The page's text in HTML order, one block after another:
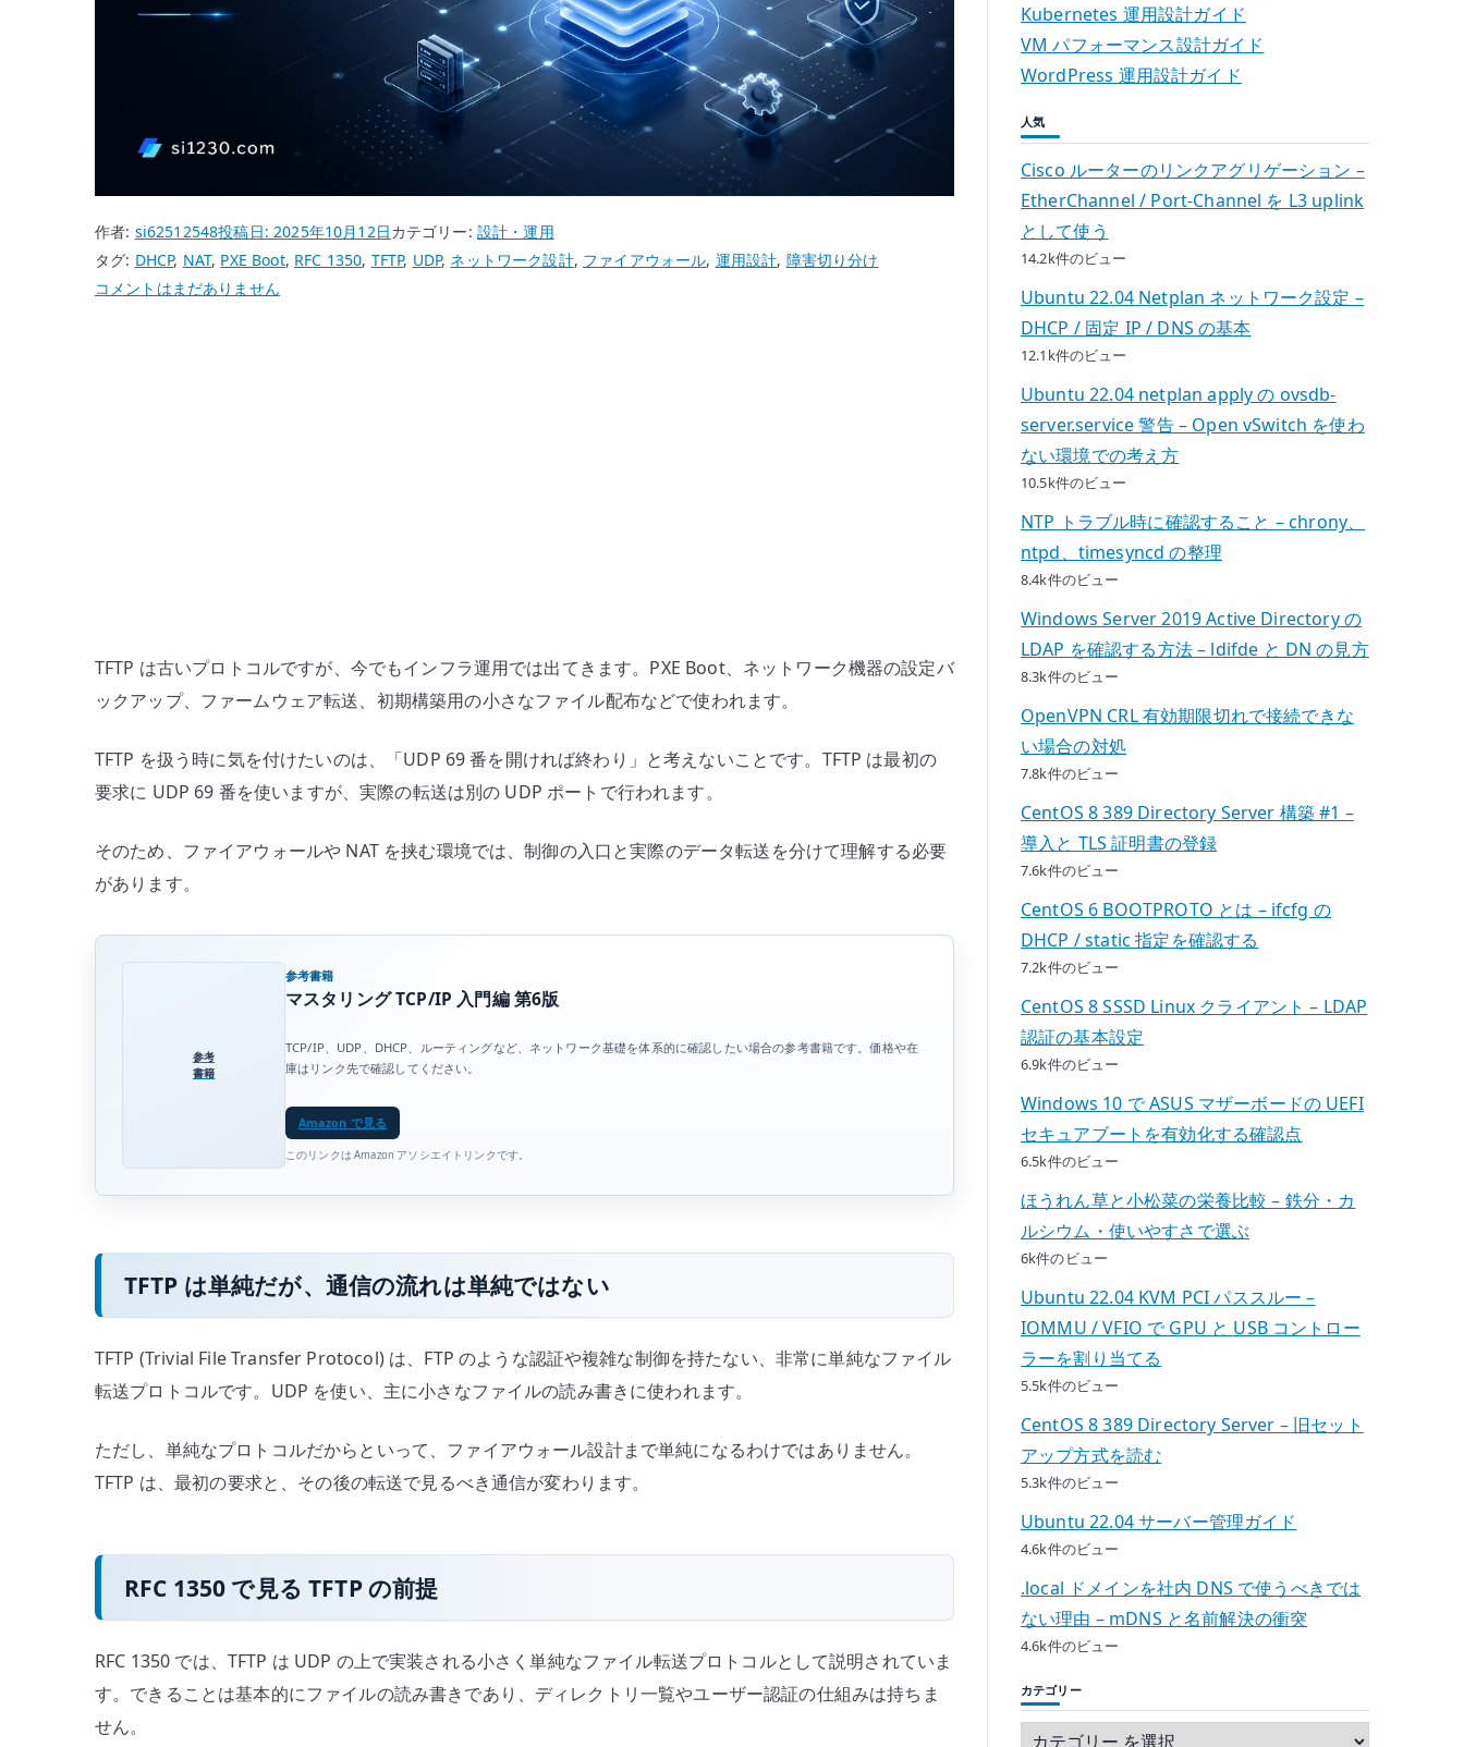
作者: si62512548投稿日:2025年10月12日カテゴリー: 設計・運用
タグ: DHCP, NAT, PXE Boot, RFC 1350, TFTP, UDP, ネットワーク設計, ファイアウォール, 運用設計, 障害切り分け
TFTP
計
UDP、
動
ポ
ー
PXE
へ
コメントはまだありません
TFTP は古いプロトコルですが、今でもインフラ運用では出てきます。PXE Boot、ネットワーク機器の設定バ
ックアップ、ファームウェア転送、初期構築用の小さなファイル配布などで使われます。
TFTP を扱う時に気を付けたいのは、「UDP 69 番を開ければ終わり」と考えないことです。TFTP は最初の
要求に UDP 69 番を使いますが、実際の転送は別の UDP ポートで行われます。
そのため、ファイアウォールや NAT を挟む環境では、制御の入口と実際のデータ転送を分けて理解する必要
があります。
参考
書籍
参考書籍
マスタリング TCP/IP 入門編 第6版
TCP/IP、UDP、DHCP、ルーティングなど、ネットワーク基礎を体系的に確認したい場合の参考書籍です。価格や在
庫はリンク先で確認してください。
Amazon で見る
このリンクは Amazon アソシエイトリンクです。
TFTP は単純だが、通信の流れは単純ではない
TFTP (Trivial File Transfer Protocol) は、FTP のような認証や複雑な制御を持たない、非常に単純なファイル
転送プロトコルです。UDP を使い、主に小さなファイルの読み書きに使われます。
ただし、単純なプロトコルだからといって、ファイアウォール設計まで単純になるわけではありません。
TFTP は、最初の要求と、その後の転送で見るべき通信が変わります。
RFC 1350 で見る TFTP の前提
RFC 1350 では、TFTP は UDP の上で実装される小さく単純なファイル転送プロトコルとして説明されていま
す。できることは基本的にファイルの読み書きであり、ディレクトリ一覧やユーザー認証の仕組みは持ちま
せん。
Kubernetes 運用設計ガイド
VM パフォーマンス設計ガイド
WordPress 運用設計ガイド
人気
Cisco ルーターのリンクアグリゲーション –
EtherChannel / Port-Channel を L3 uplink
として使う
14.2k件のビュー
Ubuntu 22.04 Netplan ネットワーク設定 –
DHCP / 固定 IP / DNS の基本
12.1k件のビュー
Ubuntu 22.04 netplan apply の ovsdb-
server.service 警告 – Open vSwitch を使わ
ない環境での考え方
10.5k件のビュー
NTP トラブル時に確認すること – chrony、
ntpd、timesyncd の整理
8.4k件のビュー
Windows Server 2019 Active Directory の
LDAP を確認する方法 – ldifde と DN の見方
8.3k件のビュー
OpenVPN CRL 有効期限切れで接続できな
い場合の対処
7.8k件のビュー
CentOS 8 389 Directory Server 構築 #1 –
導入と TLS 証明書の登録
7.6k件のビュー
CentOS 6 BOOTPROTO とは – ifcfg の
DHCP / static 指定を確認する
7.2k件のビュー
CentOS 8 SSSD Linux クライアント – LDAP
認証の基本設定
6.9k件のビュー
Windows 10 で ASUS マザーボードの UEFI
セキュアブートを有効化する確認点
6.5k件のビュー
ほうれん草と小松菜の栄養比較 – 鉄分・カ
ルシウム・使いやすさで選ぶ
6k件のビュー
Ubuntu 22.04 KVM PCI パススルー –
IOMMU / VFIO で GPU と USB コントロー
ラーを割り当てる
5.5k件のビュー
CentOS 8 389 Directory Server – 旧セット
アップ方式を読む
5.3k件のビュー
Ubuntu 22.04 サーバー管理ガイド
4.6k件のビュー
.local ドメインを社内 DNS で使うべきでは
ない理由 – mDNS と名前解決の衝突
4.6k件のビュー
カテゴリー